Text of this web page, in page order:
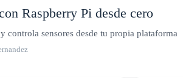
Raspberry Pi desde cero
controla sensores desde tu propia plataforma